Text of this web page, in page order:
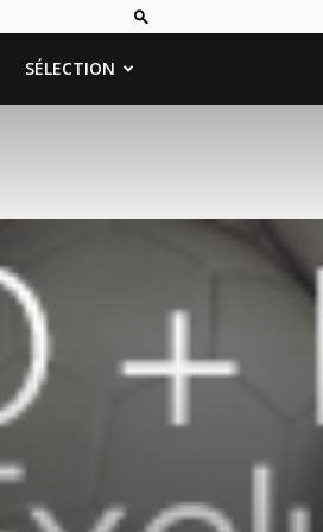
SÉLECTION